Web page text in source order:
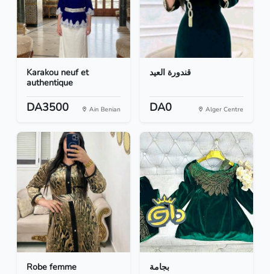
Karakou neuf et
authentique
DA3500 Ain Benian
قندورة العيد
DA0 Alger Centre
Robe femme بجامة